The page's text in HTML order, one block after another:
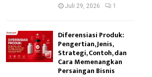
Juli 29, 2026 1
Diferensiasi Produk:
Pengertian, Jenis,
Strategi, Contoh, dan
Cara Memenangkan
Persaingan Bisnis